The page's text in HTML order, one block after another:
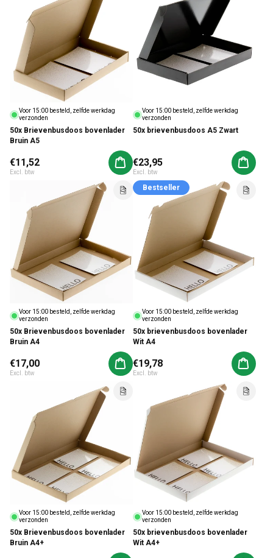
Voor 15:00 besteld, zelfde werkdag
verzonden
50x Brievenbusdoos bovenlader
Bruin A5
Normale prijs
€11,52
Excl. btw
Aan winkelwagen toevoegen
Voor 15:00 besteld, zelfde werkdag
verzonden
50x brievenbusdoos A5 Zwart
Normale prijs
€23,95
Excl. btw
Aan
Voor 15:00 besteld, zelfde werkdag
verzonden
50x Brievenbusdoos bovenlader
Bruin A4
Normale prijs
€17,00
Excl. btw
Aan winkelwagen toevoegen
Bestseller
Voor 15:00 besteld, zelfde werkdag
verzonden
50x brievenbusdoos bovenlader
Wit A4
Normale prijs
€19,78
Excl. btw
Aan
Voor 15:00 besteld, zelfde werkdag
verzonden
50x Brievenbusdoos bovenlader
Bruin A4+
Voor 15:00 besteld, zelfde werkdag
verzonden
50x brievenbusdoos bovenlader
Wit A4+